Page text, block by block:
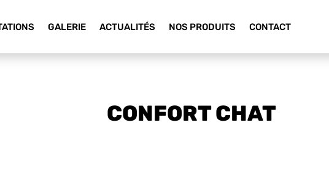
GALERIE ACTUALITÉS NOS PRODUITS CONTACT
CONFORT CHAT